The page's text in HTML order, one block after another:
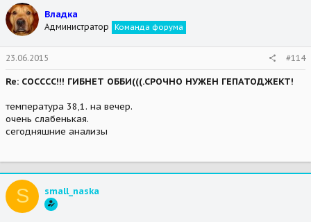
Владка
Администратор Команда форума
23.06.2015 #114
Re: СОСССС!!! ГИБНЕТ ОББИ(((.СРОЧНО НУЖЕН ГЕПАТОДЖЕКТ!
температура 38,1. на вечер.
очень слабенькая.
сегодняшние анализы
S small_naska